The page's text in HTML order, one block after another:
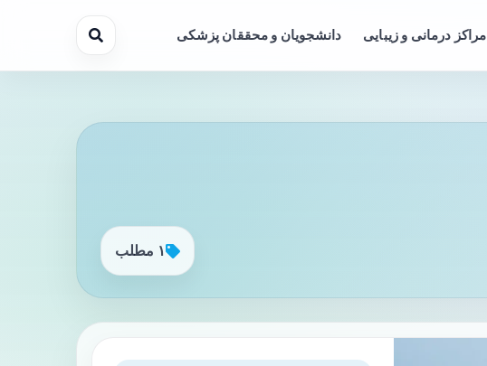
مراکز درمانی و زیبایی دانشجویان و محققان پزشکی
۱ مطلب